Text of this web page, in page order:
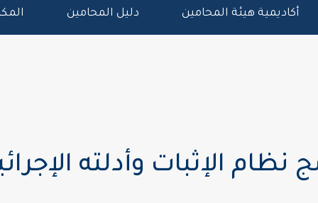
أكاديمية هيئة المحامين دليل المحامين